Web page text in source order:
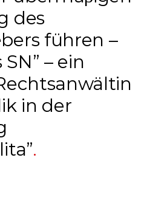
des
führen –
– ein
in der